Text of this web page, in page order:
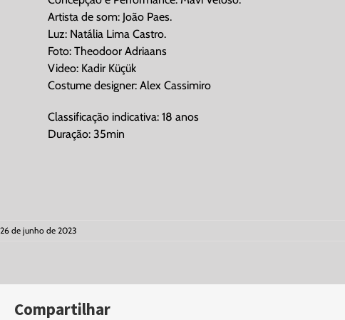
Artista de som: João Paes.
Luz: Natália Lima Castro.
Foto: Theodoor Adriaans
Video: Kadir Küçük
Costume designer: Alex Cassimiro
Classificação indicativa: 18 anos
Duração: 35min
26 de junho de 2023
Compartilhar